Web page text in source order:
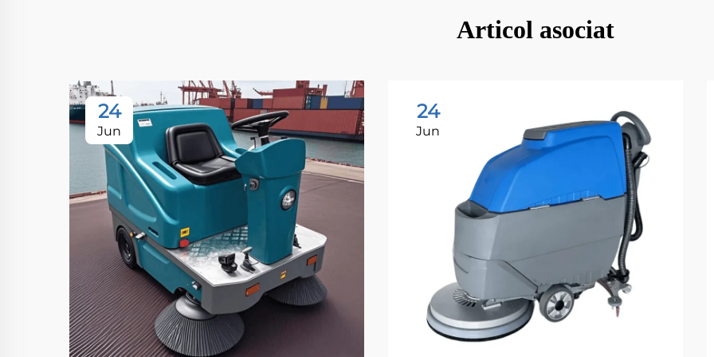
Articol asociat
24
Jun
24
Jun